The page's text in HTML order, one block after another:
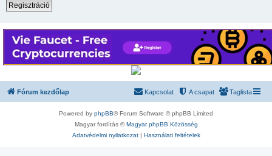
Regisztráció
Fórum kezdőlap Taglista
A csapat
Kapcsolat
Powered by phpBB® Forum Software © phpBB Limited
Magyar fordítás ©Magyar phpBB Közösség
Adatvédelmi nyilatkozat| Használati feltételek